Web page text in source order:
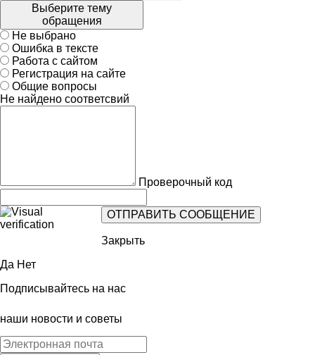
Выберите тему
обращения
Не выбрано
Ошибка в тексте
Работа с сайтом
Регистрация на сайте
Общие вопросы
Не найдено соответсвий
Проверочный код
Закрыть
Да Нет
Подписывайтесь на нас
наши новости и советы